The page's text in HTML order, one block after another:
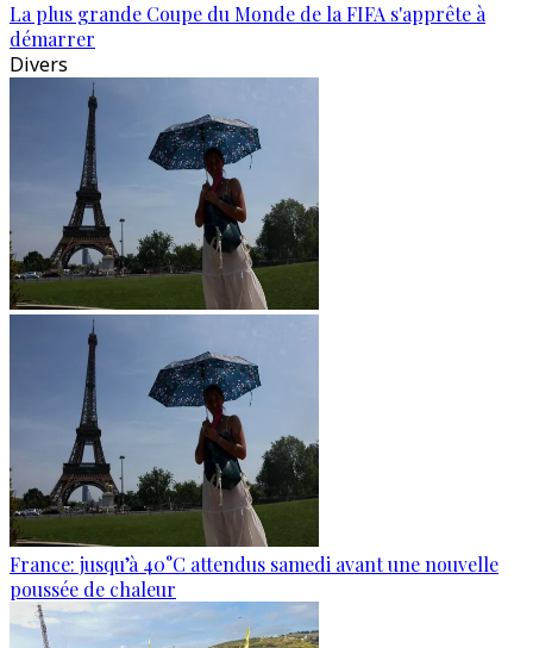
La plus grande Coupe du Monde de la FIFA s'apprête à
démarrer
Divers
France: jusqu’à 40°C attendus samedi avant une nouvelle
poussée de chaleur